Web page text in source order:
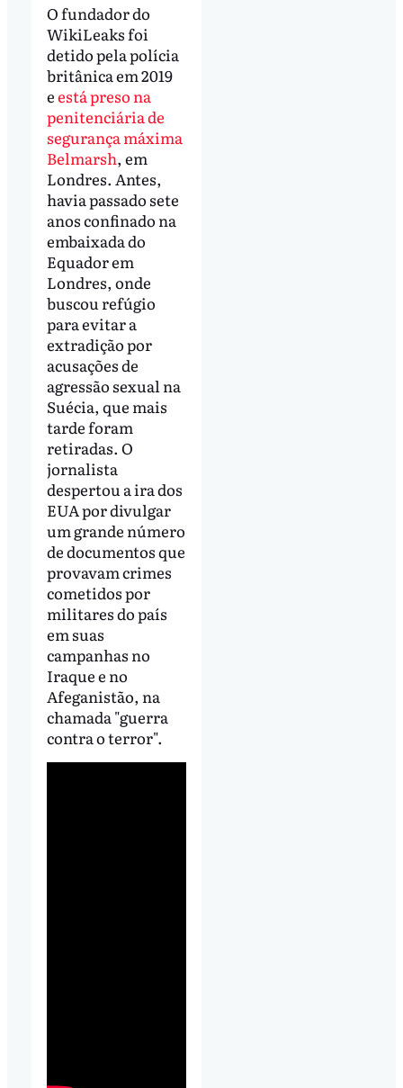
O fundador do
WikiLeaks foi
detido pela polícia
britânica em 2019
eestá preso na
penitenciária de
segurança máxima
Belmarsh, em
Londres. Antes,
havia passado sete
anos confinado na
embaixada do
Equador em
Londres, onde
buscou refúgio
para evitar a
extradição por
acusações de
agressão sexual na
Suécia, que mais
tarde foram
retiradas. O
jornalista
despertou a ira dos
EUA por divulgar
um grande número
de documentos que
provavam crimes
cometidos por
militares do país
em suas
campanhas no
Iraque e no
Afeganistão, na
chamada "guerra
contra o terror".